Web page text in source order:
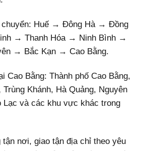
Huế → Đông Hà → Đồng
→ Thanh Hóa → Ninh Bình →
→ Bắc Kạn → Cao Bằng.
Cao Bằng: Thành phố Cao Bằng,
Trùng Khánh, Hà Quảng, Nguyên
Lạc và các khu vực khác trong
tận nơi, giao tận địa chỉ theo yêu